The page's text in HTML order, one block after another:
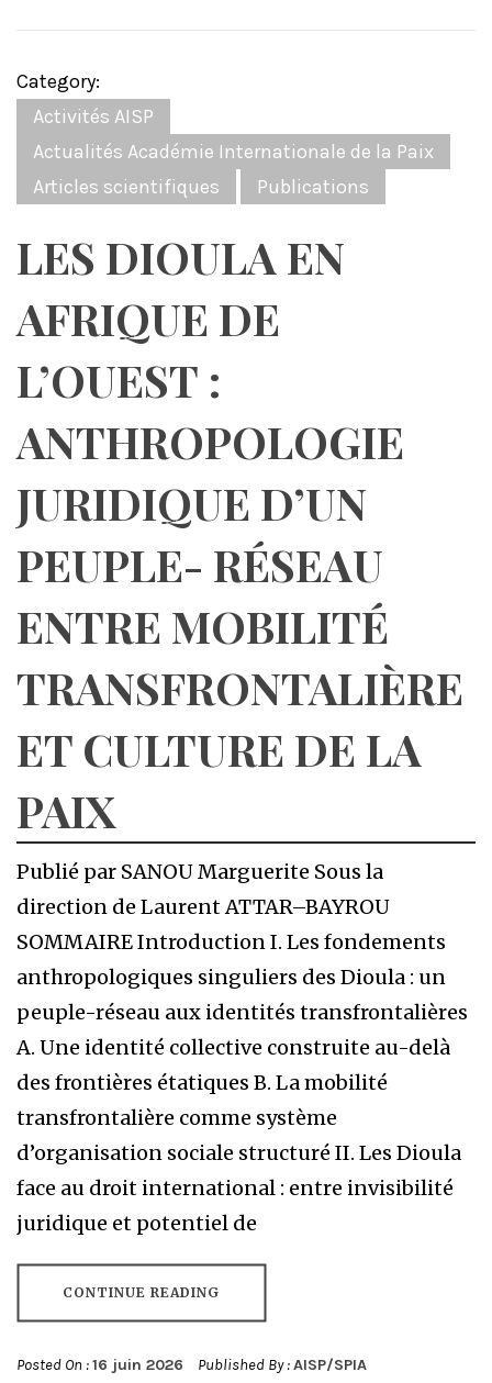
Category:
Activités AISP
Actualités Académie Internationale de la Paix
Articles scientifiques
Publications
LES DIOULA EN
AFRIQUE DE
L’OUEST :
ANTHROPOLOGIE
JURIDIQUE D’UN
PEUPLE- RÉSEAU
ENTRE MOBILITÉ
TRANSFRONTALIÈRE
ET CULTURE DE LA
PAIX
Publié par SANOU Marguerite Sous la
direction de Laurent ATTAR–BAYROU
SOMMAIRE Introduction I. Les fondements
anthropologiques singuliers des Dioula : un
peuple-réseau aux identités transfrontalières
A. Une identité collective construite au-delà
des frontières étatiques B. La mobilité
transfrontalière comme système
d’organisation sociale structuré II. Les Dioula
face au droit international : entre invisibilité
juridique et potentiel de
CONTINUE READING
Posted On :16 juin 2026 Published By :AISP/SPIA